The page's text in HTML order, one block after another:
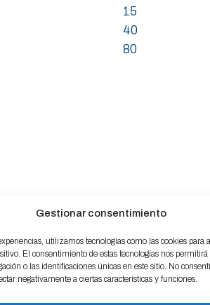
Gestionar consentimiento
utilizamos tecnologías como las cookies para
El consentimiento de estas tecnologías nos permitirá
o las identificaciones únicas en este sitio. No
negativamente a ciertas características y funciones.
15
40
80